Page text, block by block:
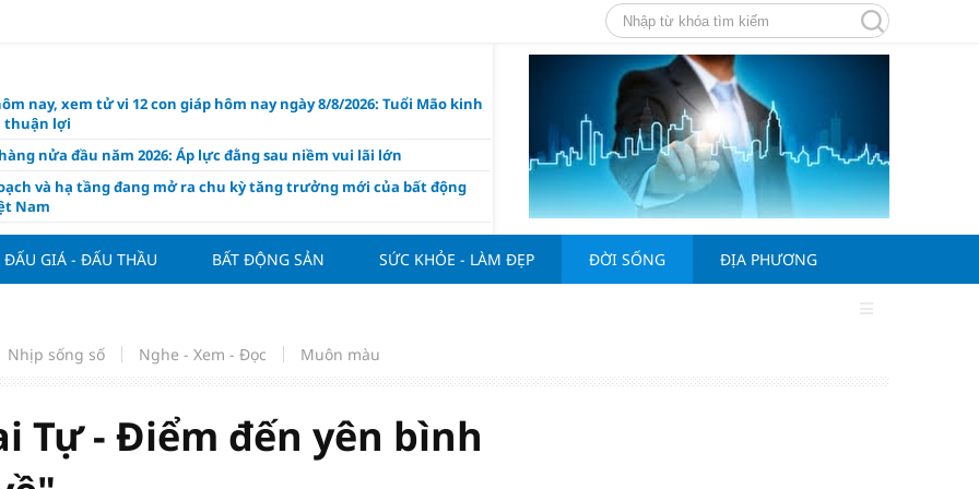
nay, xem tử vi 12 con giáp hôm nay ngày 8/8/2026: Tuổi Mão kinh
thuận lợi
nửa đầu năm 2026: Áp lực đằng sau niềm vui lãi lớn
và hạ tầng đang mở ra chu kỳ tăng trưởng mới của bất động
Nam
giảm 30% thuế cho hộ, cá nhân kinh doanh, doanh nghiệp thu
tỷ đồng
hôm nay 7/8: Thị trường lặng sóng
trẻ quốc tế xem Phú Quốc là “thiên đường lập nghiệp”
vụ Rodri mở đường cho Man Utd sở hữu tiền vệ báu vật của
thức đối với tham vọng công nghệ của Đông Nam Á
đấu giá 57 lô đất tại phường Kiến An, với giá khởi điểm từ 18
ĐẤU GIÁ - ĐẤU THẦU BẤT ĐỘNG SẢN SỨC KHỎE - LÀM ĐẸP ĐỜI SỐNG ĐỊA PHƯƠNG
Nhịp sống số Nghe - Xem - Đọc Muôn màu
Tự - Điểm đến yên bình